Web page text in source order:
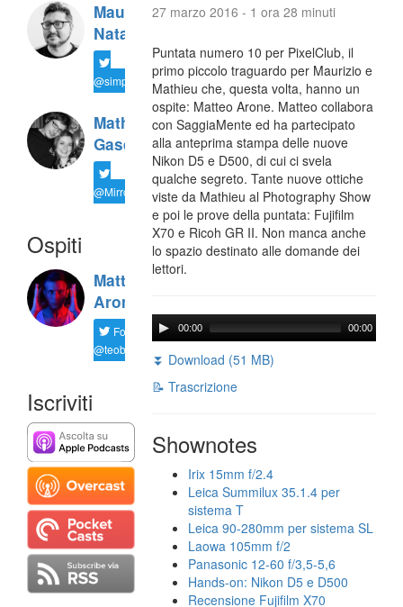
Maurizio
Natali
@simplemal
Mathieu
Gasquet
@MirrorLessons
Ospiti
Matteo
Arone
Follow
@teobiondo91
Iscriviti
27 marzo 2016 - 1 ora 28 minuti
Puntata numero 10 per PixelClub, il
primo piccolo traguardo per Maurizio e
Mathieu che, questa volta, hanno un
ospite: Matteo Arone. Matteo collabora
con SaggiaMente ed ha partecipato
alla anteprima stampa delle nuove
Nikon D5 e D500, di cui ci svela
qualche segreto. Tante nuove ottiche
viste da Mathieu al Photography Show
e poi le prove della puntata: Fujifilm
X70 e Ricoh GR II. Non manca anche
lo spazio destinato alle domande dei
lettori.
00:00 00:00
⏬ Download (51 MB)
📝 Trascrizione
Shownotes
Irix 15mm f/2.4
Leica Summilux 35.1.4 per
sistema T
Leica 90-280mm per sistema SL
Laowa 105mm f/2
Panasonic 12-60 f/3,5-5,6
Hands-on: Nikon D5 e D500
Recensione Fujifilm X70